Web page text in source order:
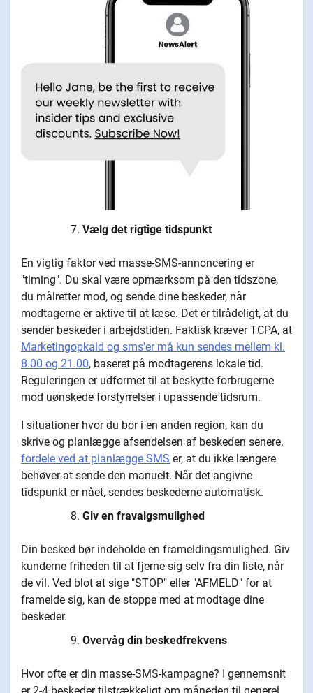
Vælg det rigtige tidspunkt
En vigtig faktor ved masse-SMS-annoncering er
"timing". Du skal være opmærksom på den tidszone,
du målretter mod, og sende dine beskeder, når
modtagerne er aktive til at læse. Det er tilrådeligt, at du
sender beskeder i arbejdstiden. Faktisk kræver TCPA, at
Marketingopkald og sms'er må kun sendes mellem kl.
8.00 og 21.00, baseret på modtagerens lokale tid.
Reguleringen er udformet til at beskytte forbrugerne
mod uønskede forstyrrelser i upassende tidsrum.
I situationer hvor du bor i en anden region, kan du
skrive og planlægge afsendelsen af beskeden senere.
fordele ved at planlægge SMS er, at du ikke længere
behøver at sende den manuelt. Når det angivne
tidspunkt er nået, sendes beskederne automatisk.
Giv en fravalgsmulighed
Din besked bør indeholde en frameldingsmulighed. Giv
kunderne friheden til at fjerne sig selv fra din liste, når
de vil. Ved blot at sige "STOP" eller "AFMELD" for at
framelde sig, kan de stoppe med at modtage dine
beskeder.
Overvåg din beskedfrekvens
Hvor ofte er din masse-SMS-kampagne? I gennemsnit